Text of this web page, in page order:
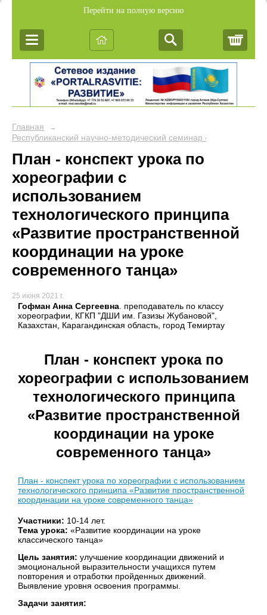
Перейти на полную версию
Главная →
Республиканский научно-методический семинар «Обобщение
План - конспект урока по
хореографии с
использованием
технологического принципа
«Развитие пространственной
координации на уроке
современного танца»
25 июня 2021 г.
Гофман Анна Сергеевна. преподаватель по классу
хореографии, КГКП "ДШИ им. Газизы Жубановой",
Казахстан, Карагандинская область, город Темиртау
План - конспект урока по
хореографии с использованием
технологического принципа
«Развитие пространственной
координации на уроке
современного танца»
План - конспект урока по хореографии с использованием
технологического принципа «Развитие пространственной
координации на уроке современного танца»
Участники: 10-14 лет.
Тема урока: «Развитие координации на уроке
классического танца»
Цель занятия: улучшение координации движений и
эмоциональной выразительности учащихся путем
повторения и отработки пройденных движений.
Выявление уровня освоения программы.
Задачи занятия: